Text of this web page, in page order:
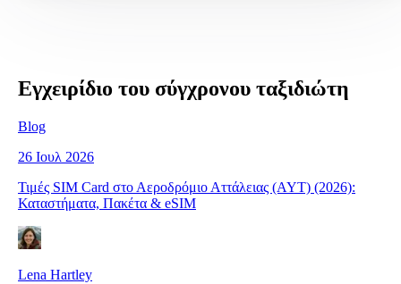
Εγχειρίδιο του σύγχρονου ταξιδιώτη
Blog
26 Ιουλ 2026
Τιμές SIM Card στο Αεροδρόμιο Αττάλειας (AYT) (2026):
Καταστήματα, Πακέτα & eSIM
Lena Hartley